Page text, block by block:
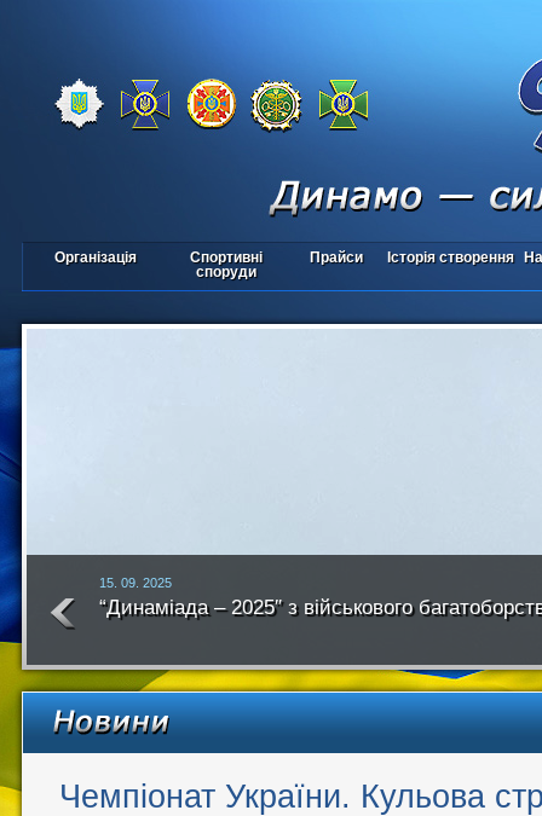
Організація
Спортивні
споруди
Прайси Історія створення
15. 09. 2025
“Динаміада – 2025″ з військового
року
Чемпіонат України. Кульова